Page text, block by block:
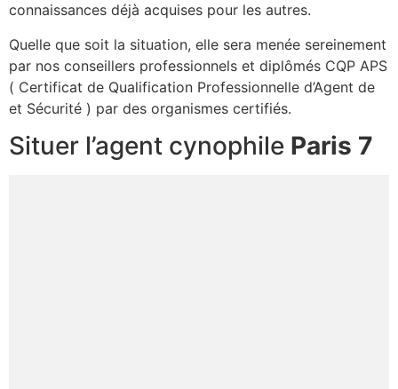
connaissances déjà acquises pour les autres.
Quelle que soit la situation, elle sera menée sereinement
par nos conseillers professionnels et diplômés CQP APS
( Certificat de Qualification Professionnelle d’Agent de
et Sécurité ) par des organismes certifiés.
Situer l’agent cynophile Paris 7